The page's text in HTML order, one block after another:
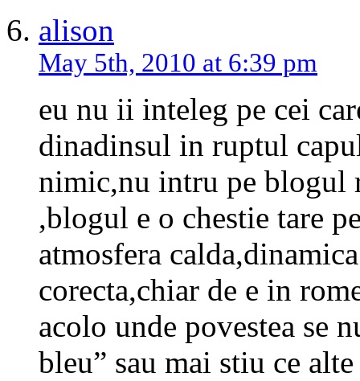
alison
May 5th, 2010 at 6:39 pm
eu nu ii inteleg pe cei
dinadinsul in ruptul
nimic,nu intru pe blogul
,blogul e o chestie tare
atmosfera
corecta,chiar de e in
acolo unde povestea se
bleu” sau mai stiu ce